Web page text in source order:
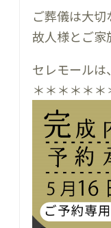
ご葬儀は大切
故人様とご家
セレモールは
＊＊＊＊＊